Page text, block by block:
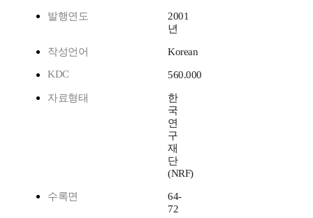
발행연도
2001
년
작성언어
Korean
KDC
560.000
자료형태
한
국
연
구
재
단
(NRF)
수록면
64-
72